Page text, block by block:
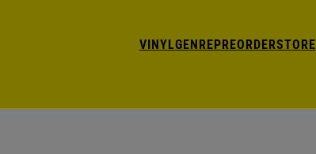
VINYLGENREPREORDERSTORE